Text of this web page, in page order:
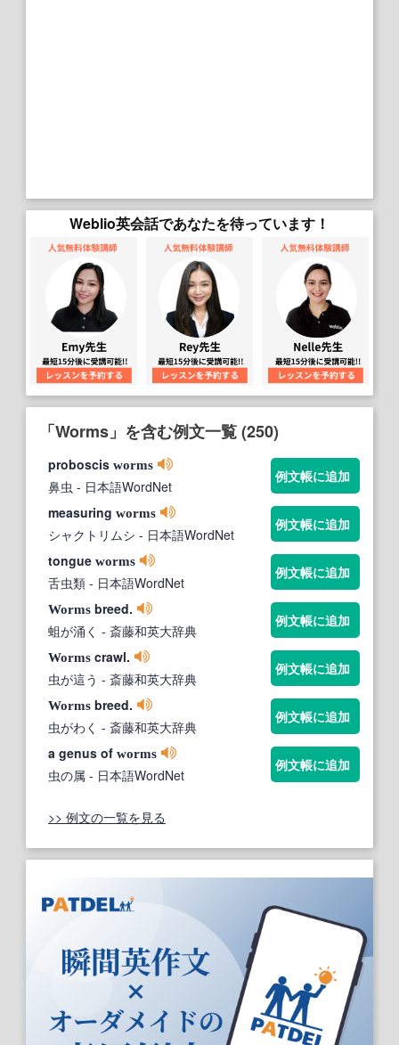
Weblio英会話であなたを待っています！
「Worms」を含む例文一覧 (250)
proboscis worms
鼻虫 - 日本語WordNet
例文帳に追加
measuring worms
シャクトリムシ - 日本語WordNet
例文帳に追加
tongue worms
舌虫類 - 日本語WordNet
例文帳に追加
Worms breed.
蛆が涌く - 斎藤和英大辞典
例文帳に追加
Worms crawl.
虫が這う - 斎藤和英大辞典
例文帳に追加
Worms breed.
虫がわく - 斎藤和英大辞典
例文帳に追加
a genus of worms
虫の属 - 日本語WordNet
例文帳に追加
>> 例文の一覧を見る